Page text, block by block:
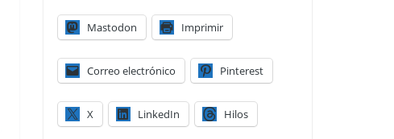
Mastodon Imprimir
Correo electrónico Pinterest
X LinkedIn Hilos